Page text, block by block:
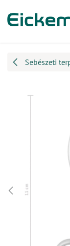
Sebészeti